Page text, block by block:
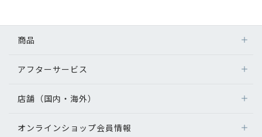
商品
アフターサービス
店舗（国内・海外）
オンラインショップ会員情報